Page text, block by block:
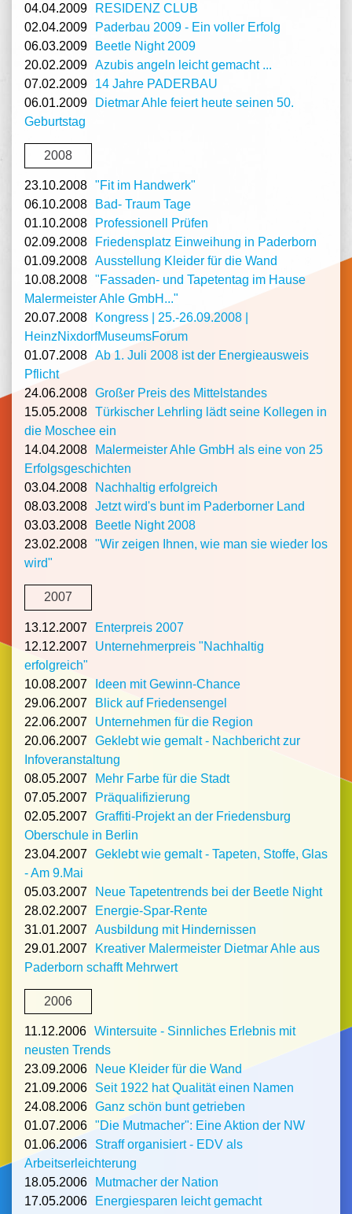
04.04.2009
RESIDENZ CLUB
02.04.2009
Paderbau 2009 - Ein voller Erfolg
06.03.2009
Beetle Night 2009
20.02.2009 Azubis angeln leicht gemacht ...
07.02.2009
14 Jahre PADERBAU
06.01.2009
Dietmar Ahle feiert heute seinen 50.
Geburtstag
2008
23.10.2008 "Fit im Handwerk"
06.10.2008
Bad- Traum Tage
01.10.2008
Professionell Prüfen
02.09.2008
Friedensplatz Einweihung in Paderborn
01.09.2008 Ausstellung Kleider für die Wand
10.08.2008 "Fassaden- und Tapetentag im Hause
Malermeister Ahle GmbH..."
20.07.2008
Kongress | 25.-26.09.2008 |
HeinzNixdorfMuseumsForum
01.07.2008 Ab 1. Juli 2008 ist der Energieausweis
Pflicht
24.06.2008 Großer Preis des Mittelstandes
15.05.2008 Türkischer Lehrling lädt seine Kollegen in
die Moschee ein
14.04.2008
Malermeister Ahle GmbH als eine von 25
Erfolgsgeschichten
03.04.2008
Nachhaltig erfolgreich
08.03.2008 Jetzt wird's bunt im Paderborner Land
03.03.2008
Beetle Night 2008
23.02.2008 "Wir zeigen Ihnen, wie man sie wieder los
wird"
2007
13.12.2007
Enterpreis 2007
12.12.2007
Unternehmerpreis "Nachhaltig
erfolgreich"
10.08.2007
Ideen mit Gewinn-Chance
29.06.2007
Blick auf Friedensengel
22.06.2007
Unternehmen für die Region
20.06.2007 Geklebt wie gemalt - Nachbericht zur
Infoveranstaltung
08.05.2007
Mehr Farbe für die Stadt
07.05.2007
Präqualifizierung
02.05.2007 Graffiti-Projekt an der Friedensburg
Oberschule in Berlin
23.04.2007 Geklebt wie gemalt - Tapeten, Stoffe, Glas
- Am 9.Mai
05.03.2007
Neue Tapetentrends bei der Beetle Night
28.02.2007
Energie-Spar-Rente
31.01.2007 Ausbildung mit Hindernissen
29.01.2007
Kreativer Malermeister Dietmar Ahle aus
Paderborn schafft Mehrwert
2006
11.12.2006 Wintersuite - Sinnliches Erlebnis mit
neusten Trends
23.09.2006
Neue Kleider für die Wand
21.09.2006
Seit 1922 hat Qualität einen Namen
24.08.2006 Ganz schön bunt getrieben
01.07.2006 "Die Mutmacher": Eine Aktion der NW
01.06.2006
Straff organisiert - EDV als
Arbeitserleichterung
18.05.2006
Mutmacher der Nation
17.05.2006
Energiesparen leicht gemacht